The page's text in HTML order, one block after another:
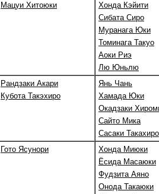
Мацуи Хитоюки
Хонда Кэйити
Сибата Сиро
Муранага Юки
Томинага Такуо
Аоки Риэ
Лю Юньлю
Рандзаки Акари
Кубота Такэхиро
Янь Чань
Хамада Юки
Окадзаки
Сайто Мика
Сасаки Такахиро
Гото Ясунори
Хонда Миюки
Ёсида Масаюки
Фудзита Аяно
Онода Такаюки